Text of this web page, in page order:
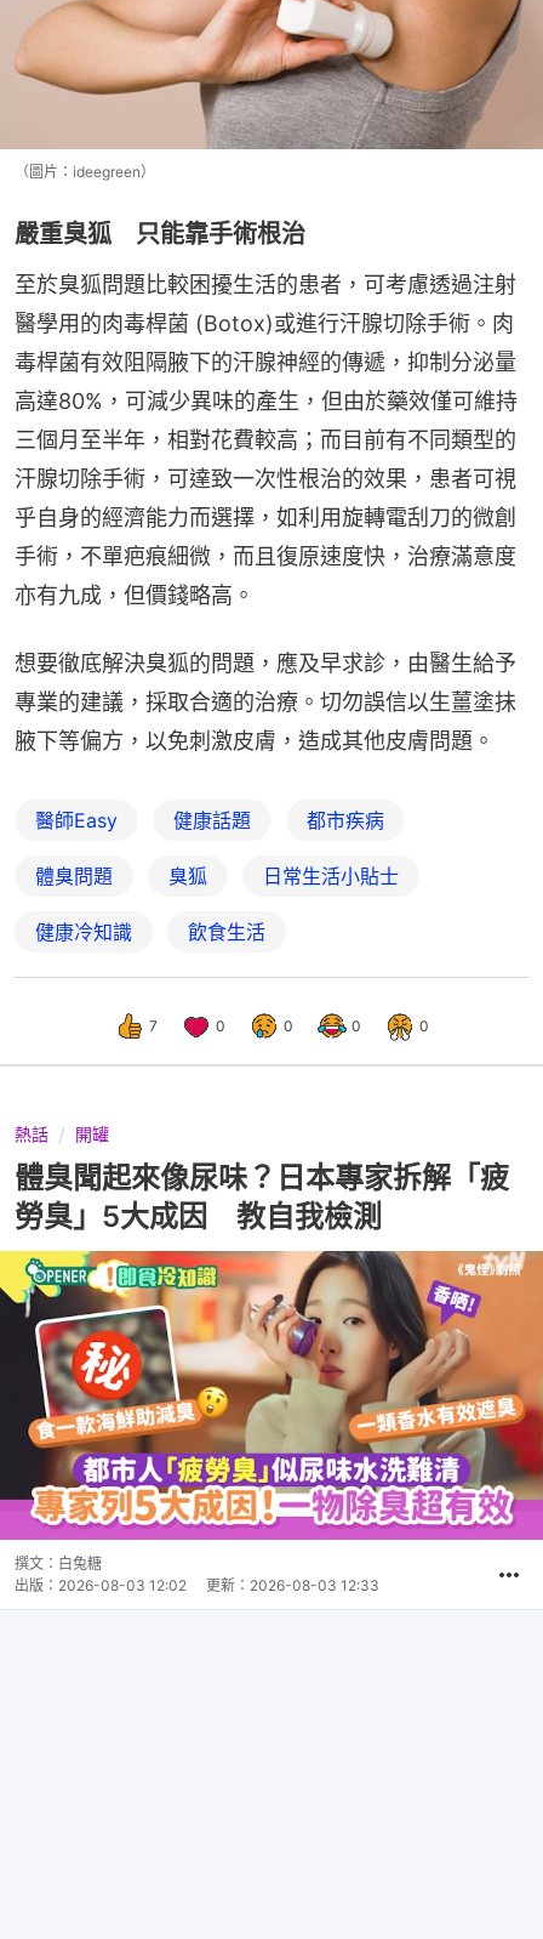
（圖片：ideegreen）
嚴重臭狐 只能靠手術根治
至於臭狐問題比較困擾生活的患者，可考慮透過注射
醫學用的肉毒桿菌 (Botox)或進行汗腺切除手術。肉
毒桿菌有效阻隔腋下的汗腺神經的傳遞，抑制分泌量
高達80%，可減少異味的產生，但由於藥效僅可維持
三個月至半年，相對花費較高；而目前有不同類型的
汗腺切除手術，可達致一次性根治的效果，患者可視
乎自身的經濟能力而選擇，如利用旋轉電刮刀的微創
手術，不單疤痕細微，而且復原速度快，治療滿意度
亦有九成，但價錢略高。
想要徹底解決臭狐的問題，應及早求診，由醫生給予
專業的建議，採取合適的治療。切勿誤信以生薑塗抺
腋下等偏方，以免刺激皮膚，造成其他皮膚問題。
醫師Easy 健康話題 都市疾病
體臭問題 臭狐 日常生活小貼士
健康冷知識 飲食生活
7 0 0 0 0
熱話 開罐
體臭聞起來像尿味？日本專家拆解「疲
勞臭」5大成因 教自我檢測
撰文： 白兔糖
出版： 2026-08-03 12:02 更新： 2026-08-03 12:33